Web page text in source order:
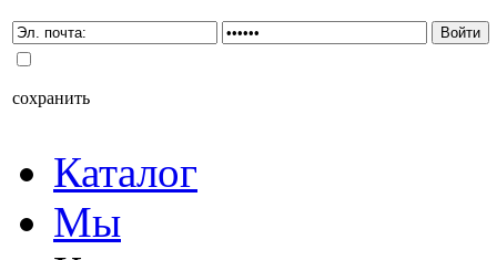
сохранить
Каталог
Мы